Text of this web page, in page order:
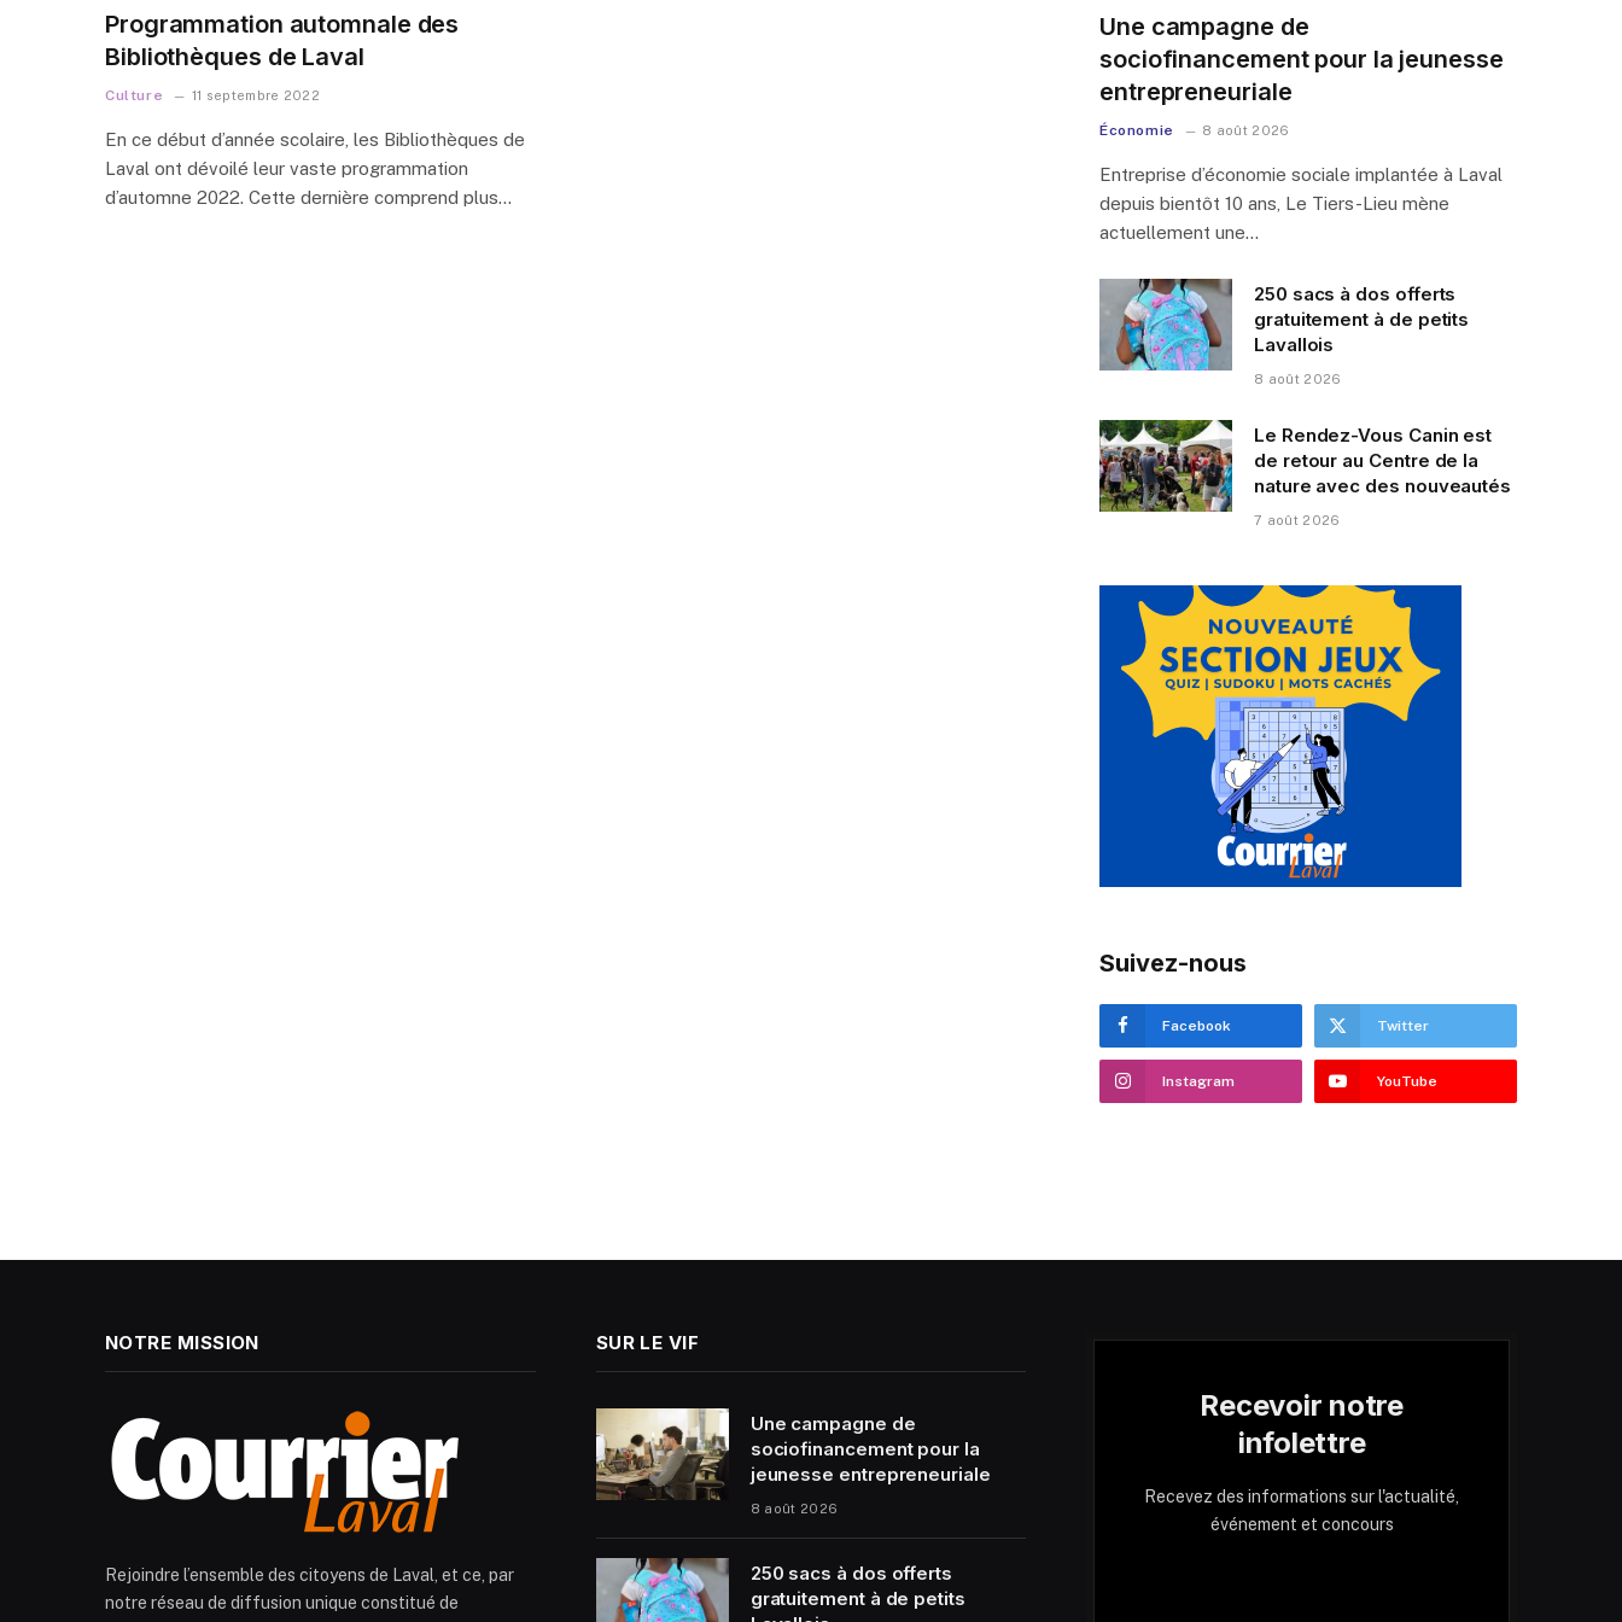
Programmation automnale des
Bibliothèques de Laval
Culture 11 septembre 2022
En ce début d’année scolaire, les Bibliothèques de
Laval ont dévoilé leur vaste programmation
d’automne 2022. Cette dernière comprend plus…
Une campagne de
sociofinancement pour la jeunesse
entrepreneuriale
Économie 8 août 2026
Entreprise d’économie sociale implantée à Laval
depuis bientôt 10 ans, Le Tiers-Lieu mène
actuellement une…
250 sacs à dos offerts
gratuitement à de petits
Lavallois
8 août 2026
Le Rendez-Vous Canin est
de retour au Centre de la
nature avec des nouveautés
7 août 2026
Suivez-nous
Facebook Twitter
Instagram YouTube
NOTRE MISSION
Rejoindre l’ensemble des citoyens de Laval, et ce, par
notre réseau de diffusion unique constitué de
SUR LE VIF
Une campagne de
sociofinancement pour la
jeunesse entrepreneuriale
8 août 2026
250 sacs à dos offerts
gratuitement à de petits
Recevoir notre
infolettre
Recevez des informations sur l'actualité,
événement et concours